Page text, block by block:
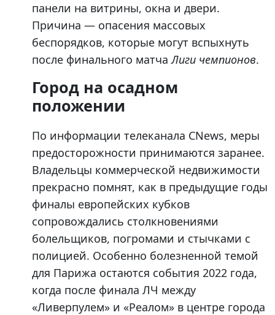
панели на витрины, окна и двери.
Причина — опасения массовых
беспорядков, которые могут вспыхнуть
после финального матчаЛиги чемпионов.
Город на осадном
положении
По информации телеканала CNews, меры
предосторожности принимаются заранее.
Владельцы коммерческой недвижимости
прекрасно помнят, как в предыдущие годы
финалы европейских кубков
сопровождались столкновениями
болельщиков, погромами и стычками с
полицией. Особенно болезненной темой
для Парижа остаются события 2022 года,
когда после финала ЛЧ между
«Ливерпулем» и «Реалом» в центре города